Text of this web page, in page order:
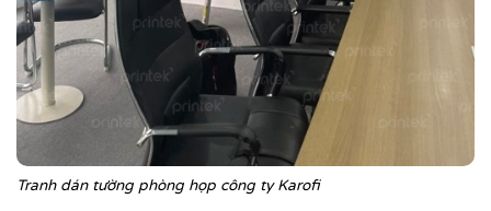
Tranh dán tường phòng họp công ty Karofi